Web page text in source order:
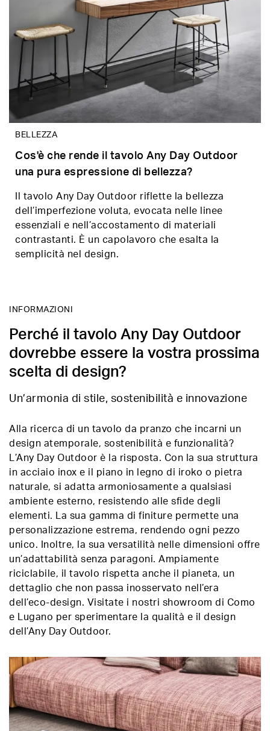
BELLEZZA
Cos'è che rende il tavolo Any Day Outdoor
una pura espressione di bellezza?
Il tavolo Any Day Outdoor riflette la bellezza
dell’imperfezione voluta, evocata nelle linee
essenziali e nell’accostamento di materiali
contrastanti. È un capolavoro che esalta la
semplicità nel design.
INFORMAZIONI
Perché il tavolo Any Day Outdoor
dovrebbe essere la vostra prossima
scelta di design?
Un’armonia di stile, sostenibilità e innovazione
Alla ricerca di un tavolo da pranzo che incarni un
design atemporale, sostenibilità e funzionalità?
L’Any Day Outdoor è la risposta. Con la sua struttura
in acciaio inox e il piano in legno di iroko o pietra
naturale, si adatta armoniosamente a qualsiasi
ambiente esterno, resistendo alle sfide degli
elementi. La sua gamma di finiture permette una
personalizzazione estrema, rendendo ogni pezzo
unico. Inoltre, la sua versatilità nelle dimensioni offre
un’adattabilità senza paragoni. Ampiamente
riciclabile, il tavolo rispetta anche il pianeta, un
dettaglio che non passa inosservato nell’era
dell’eco-design. Visitate i nostri showroom di Como
e Lugano per sperimentare la qualità e il design
dell’Any Day Outdoor.